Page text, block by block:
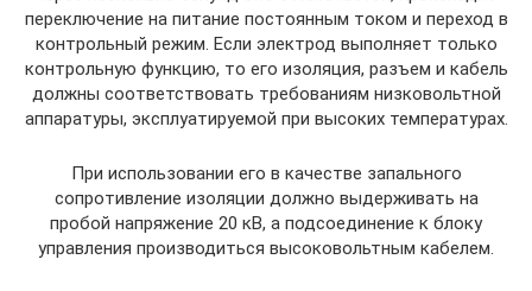
переключение на питание постоянным током и переход в
контрольный режим. Если электрод выполняет только
контрольную функцию, то его изоляция, разъем и кабель
должны соответствовать требованиям низковольтной
аппаратуры, эксплуатируемой при высоких температурах.
При использовании его в качестве запального
сопротивление изоляции должно выдерживать на
пробой напряжение 20 кВ, а подсоединение к блоку
управления производиться высоковольтным кабелем.